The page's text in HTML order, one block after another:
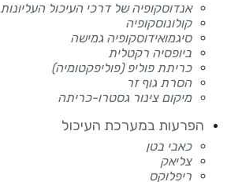
אנדוסקופיה של דרכי העיכול העליונות
קולונוסקופיה
סיגמואידוסקופיה גמישה
ביופסיה רקטלית
כריתת פוליפ (פוליפקטומיה)
הסרת גוף זר
מיקום צינור גסטרו-כריתה
הפרעות במערכת העיכול
כאבי בטן
צליאק
ריפלוקס